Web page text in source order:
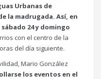
Urbanas de
la madrugada. Así, en
24 y domingo
con el centro de la
del día siguiente.
Mario González
los eventos en el